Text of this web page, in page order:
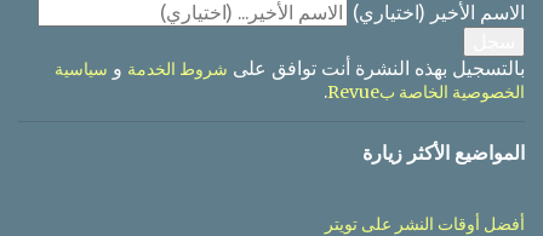
الاسم الأخير (اختياري)
بالتسجيل بهذه النشرة أنت توافق على شروط الخدمة و سياسية
الخصوصية الخاصة بRevue
.
المواضيع الأكثر زيارة
أفضل أوقات النشر على تويتر